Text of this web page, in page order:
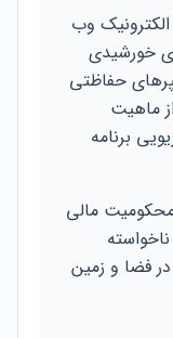
وب
فعالیت‌های خورشیدی
حفاظتی
ماهیت
برنامه
محکومیت مالی
فضا و زمین